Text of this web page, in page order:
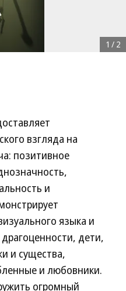
1 / 2
взгляда на
позитивное
и
языка и
дети,
и существа,
и любовники.
огромный